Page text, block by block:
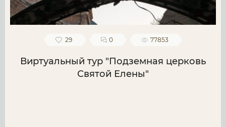
29 0 77853
Виртуальный тур "Подземная церковь
Святой Елены"